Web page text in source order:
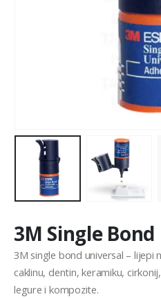
3M Single
3M single bond universal – lijepi
caklinu, dentin, keramiku,
legure i kompozite.